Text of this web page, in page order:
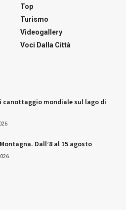
Top
Turismo
Videogallery
Voci Dalla Città
canottaggio mondiale sul lago di
Dall’8 al 15 agosto